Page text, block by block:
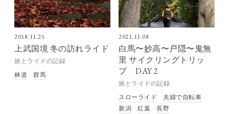
2018.11.25
上武国境 冬の訪れライド
旅とライドの記録
林道
群馬
2021.11.08
白馬〜妙高〜戸隠〜鬼無
里 サイクリングトリッ
プ DAY 2
旅とライドの記録
スローライド
夫婦で自転車
新潟
紅葉 長野